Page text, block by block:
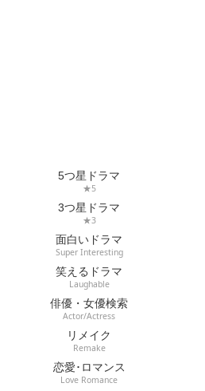
5つ星ドラマ
★5
3つ星ドラマ
★3
面白いドラマ
Super Interesting
笑えるドラマ
Laughable
俳優・女優検索
Actor/Actress
リメイク
Remake
恋愛･ロマンス
Love Romance